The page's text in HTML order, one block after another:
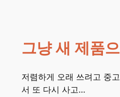
그냥 새 제품
저렴하게 오래 쓰려고 중
서 또 다시 사고…